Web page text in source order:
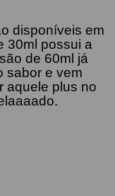
disponíveis em
30ml possui a
de 60ml já
sabor e vem
aquele plus no